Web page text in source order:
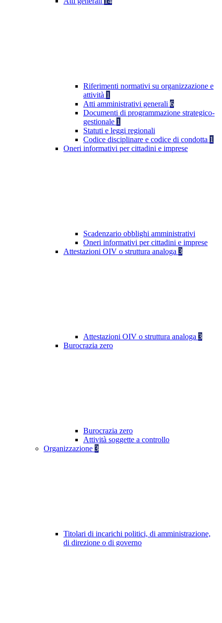
Riferimenti normativi su organizzazione e
attività 1
Atti amministrativi generali 6
Documenti di programmazione strategico-
gestionale 1
Statuti e leggi regionali
Codice disciplinare e codice di condotta 1
Oneri informativi per cittadini e imprese
Scadenzario obblighi amministrativi
Oneri informativi per cittadini e imprese
Attestazioni OIV o struttura analoga 3
Attestazioni OIV o struttura analoga 3
Burocrazia zero
Burocrazia zero
Attività soggette a controllo
Organizzazione 3
Titolari di incarichi politici, di amministrazione,
di direzione o di governo